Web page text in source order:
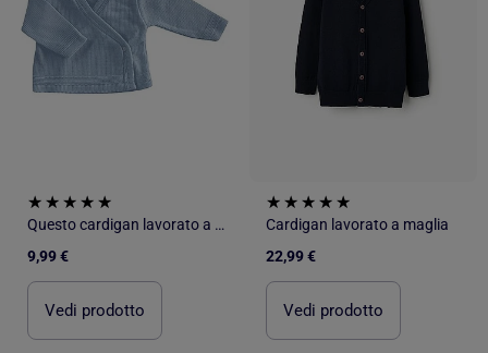
Questo cardigan lavorato a maglia di Les Chatounets
9,99 €
Vedi prodotto
Cardigan lavorato a maglia
22,99 €
Vedi prodotto